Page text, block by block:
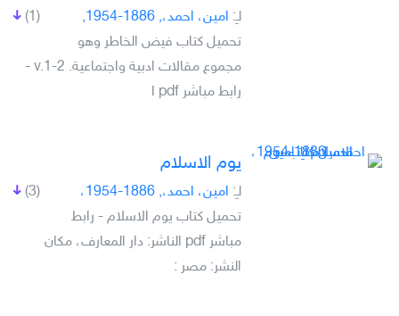
(1) لـِ: امين، احمد،, 1886-1954,
تحميل كتاب فيض الخاطر وهو
مجموع مقالات ادبية واجتماعية. v.1-2 -
رابط مباشر pdf ا
يوم الاسلام
(3) لـِ: امين، احمد،, 1886-1954،
تحميل كتاب يوم الاسلام - رابط
مباشر pdf الناشر: دار المعارف، مكان
النشر: مصر :